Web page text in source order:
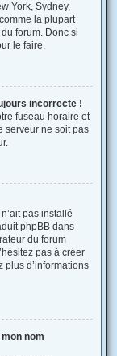
York, Sydney,
la plupart
forum. Donc si
le faire.
incorrecte !
fuseau horaire et
serveur ne soit pas
pas installé
phpBB dans
du forum
pas à créer
plus d’informations
nom